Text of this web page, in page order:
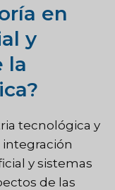
en
y
la
tecnológica y
integración
y sistemas
de las